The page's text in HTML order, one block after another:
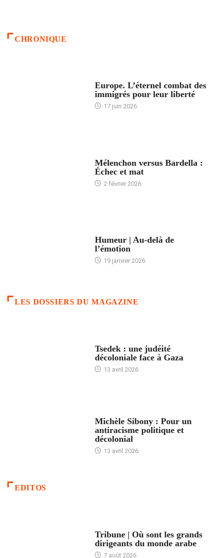
CHRONIQUE
Europe. L’éternel combat des
immigrés pour leur liberté
17 juin 2026
Mélenchon versus Bardella :
Échec et mat
2 février 2026
Humeur | Au-delà de
l’émotion
19 janvier 2026
LES DOSSIERS DU MAGAZINE
Tsedek : une judéité
décoloniale face à Gaza
13 avril 2026
Michèle Sibony : Pour un
antiracisme politique et
décolonial
13 avril 2026
EDITOS
Tribune | Où sont les grands
dirigeants du monde arabe
7 août 2026